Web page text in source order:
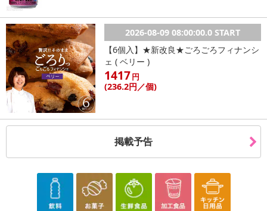
2026-08-09 08:00:00.0 START
【6個入】★新改良★ごろごろフィナンシ
ェ ( ベリー )
1417円
(236.2円／個)
掲載予告